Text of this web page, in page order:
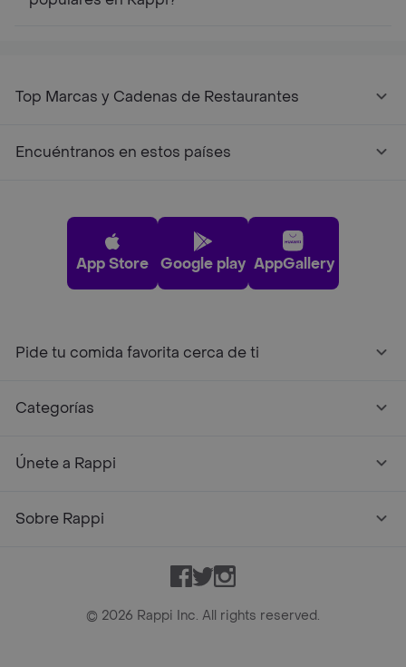
Top Marcas y Cadenas de Restaurantes
Encuéntranos en estos países
App Store Google play AppGallery
Pide tu comida favorita cerca de ti
Categorías
Únete a Rappi
Sobre Rappi
Facebook
TwitterInstagram
© 2026 Rappi Inc. All rights reserved.